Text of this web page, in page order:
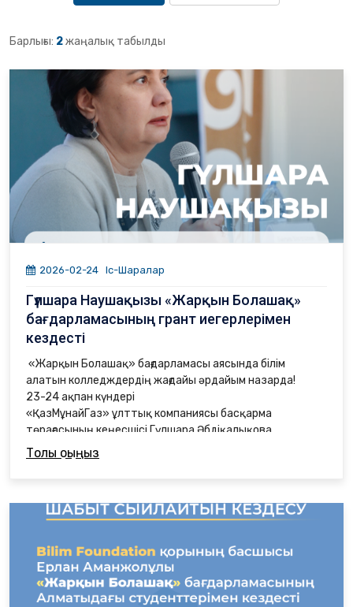
Барлығы: 2жаңалық табылды
2026-02-24 Іс-Шаралар
Гүлшара Наушақызы «Жарқын Болашақ»
бағдарламасының грант иегерлерімен
кездесті
«Жарқын Болашақ» бағдарламасы аясында білім
алатын колледждердің жағдайы әрдайым назарда!
23-24 ақпан күндері
«ҚазМұнайГаз» ұлттық компаниясы басқарма
төрағасының кеңесшісі Гүлшара Әбдіқалықова
1. Астана қаласы әкімдігінің техникалық колледжін,
2. «Қазақ технология және бизнес университеті»
коммуникация
4. К. Байсейітова атындағы Қазақ ұлттық өнер
университеті
колледжін аралап, оқу орындардың жағдайымен
танысты.
Толық оқыңыз